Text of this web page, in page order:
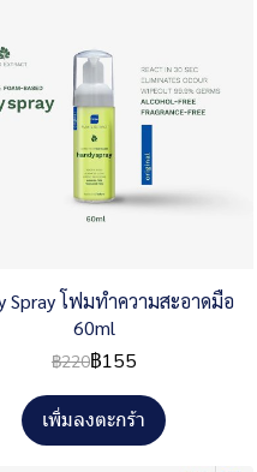
Spray โฟมทำความสะอาดมือ
60ml
฿220฿155
เพิ่มลงตะกร้า